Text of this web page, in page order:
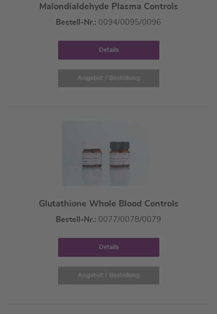
Malondialdehyde Plasma Controls
Bestell-Nr.: 0094/0095/0096
Details
Angebot / Bestellung
Glutathione Whole Blood Controls
Bestell-Nr.: 0077/0078/0079
Details
Angebot / Bestellung